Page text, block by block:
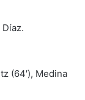
(64′), Medina